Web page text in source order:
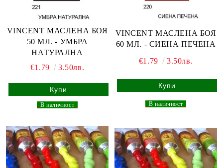
VINCENT МАСЛЕНА БОЯ
50 МЛ. - УМБРА
НАТУРАЛНА
€1.79
3.50лв.
В наличност
VINCENT МАСЛЕНА БОЯ
60 МЛ. - СИЕНА ПЕЧЕНА
€1.79 3.50лв.
В наличност